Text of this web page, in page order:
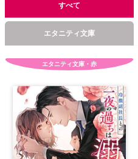
すべて
エタニティ文庫
エタニティ文庫・赤